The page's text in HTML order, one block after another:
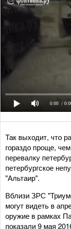
0:00 /
Так выходит, что
гораздо проще,
перевалку
петербургское
"Альтаир".
Вблизи ЗРС
могут видеть в
оружие в рамках
показали 9 мая